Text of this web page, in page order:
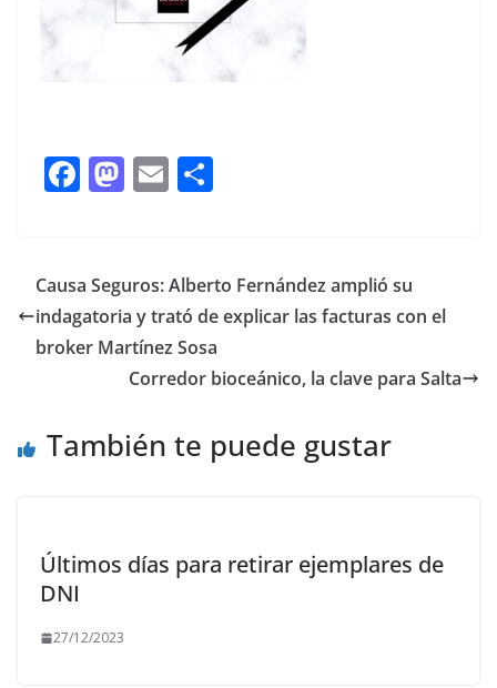
F
b
o
o
M
d
o
n
E
l p
ar
ti
r
Causa Seguros: Alberto Fernández amplió su
indagatoria y trató de explicar las facturas con el
broker Martínez Sosa
Corredor bioceánico, la clave para Salta
También te puede gustar
Últimos días para retirar ejemplares de
DNI
27/12/2023